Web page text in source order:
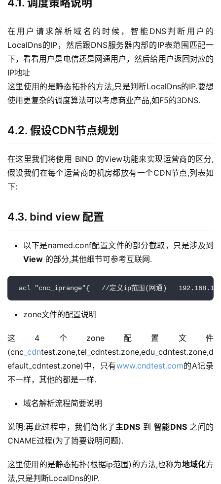
区
优
速
盾
态
登录 注册
在用户请求解析域名的时候，智能DNS判断用户的
LocalDns的IP，然后跟DNS服务器内部的IP表范围匹配一
下，看看用户是电信还是网通用户，然后给用户返回对应的
IP地址
这里使用的是静态拓扑的方法,只是判断LocalDns的IP.要想
使用更复杂的调度算法可以考虑商业产品,如F5的3DNS.
4.2. 假设CDN节点规划
在这里我们将使用 BIND 的View功能来实现运营商的区分,
假设我们在每个运营商的机房都放有一个CDN节点,列表如
下:
4.3. bind view 配置
以下是named.conf配置文件的部分截取，只是涉及到
View 的部分,其他细节可参考互联网.
acl "cnc_iprange"{   //定义ip范围(网通)
zone文件的配置说明
这4个zone配置文件
(cnc_ cdntest.zone,tel_cdntest.zone,edu_cdntest.zone,d
efault_cdntest.zone)中，只有www.cndtest.com的A记录
不一样，其他的都是一样.
域名解析流程简要说明
说明:再此过程中，我们简化了 主DNS 到 智能DNS 之间的
CNAME过程(为了简要说明问题).
这里使用的是静态拓扑(根据ip范围)的方法,也称为地域化方
法,只是判断LocalDns的IP.